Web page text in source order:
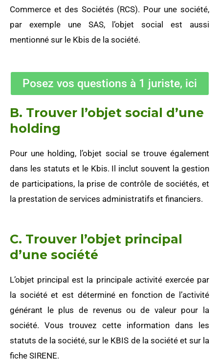
Commerce et des Sociétés (RCS). Pour une société,
par exemple une SAS, l’objet social est aussi
mentionné sur le Kbis de la société.
Posez vos questions à 1 juriste, ici
B. Trouver l’objet social d’une
holding
Pour une holding, l’objet social se trouve également
dans les statuts et le Kbis. Il inclut souvent la gestion
de participations, la prise de contrôle de sociétés, et
la prestation de services administratifs et financiers.
C. Trouver l’objet principal
d’une société
L’objet principal est la principale activité exercée par
la société et est déterminé en fonction de l’activité
générant le plus de revenus ou de valeur pour la
société. Vous trouvez cette information dans les
statuts de la société, sur le KBIS de la société et sur la
fiche SIRENE.